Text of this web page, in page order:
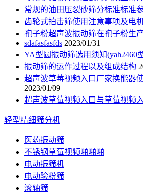
常规的油田压裂砂筛分标准标准
齿轮式拍击筛使用注意事项及电
孢子粉超声波振动筛在孢子粉生
sdafasfasfds 2023/01/31
YA型圆振动筛选用须知(yah2460
振动筛的运作过程以及组成结构
超声波草莓视频入口厂家换能器
2023/01/09
超声波草莓视频入口与草莓视频
轻型精细筛分机
医药振动筛
不锈钢草莓视频啪啪啪
电动振筛机
电动验粉筛
滚轴筛